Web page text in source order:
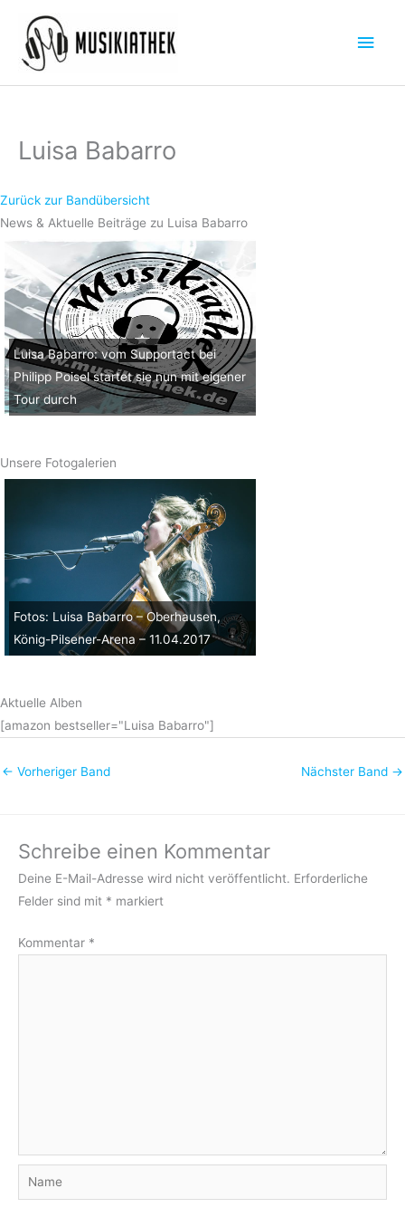
Inhalt
springen
Luisa Babarro
Zurück zur Bandübersicht
News & Aktuelle Beiträge zu Luisa Babarro
Luisa Babarro: vom Supportact bei
Philipp Poisel startet sie nun mit eigener
Tour durch
Unsere Fotogalerien
Fotos: Luisa Babarro – Oberhausen,
König-Pilsener-Arena – 11.04.2017
Aktuelle Alben
[amazon bestseller="Luisa Babarro"]
← Vorheriger Band Nächster Band →
Schreibe einen Kommentar
Deine E-Mail-Adresse wird nicht veröffentlicht. Erforderliche
Felder sind mit * markiert
Kommentar *
Name